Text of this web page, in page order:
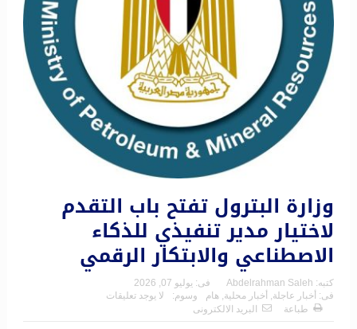
وزارة البترول تفتح باب التقدم
لاختيار مدير تنفيذي للذكاء
الاصطناعي والابتكار الرقمي
كتبه: Abdelrahman Saleh فى: يوليو 07, 2026
فى: أخبار عاجلة, أخبار محلية, هام وسوم:
لا يوجد تعليقات
طباعة
البريد الالكترونى